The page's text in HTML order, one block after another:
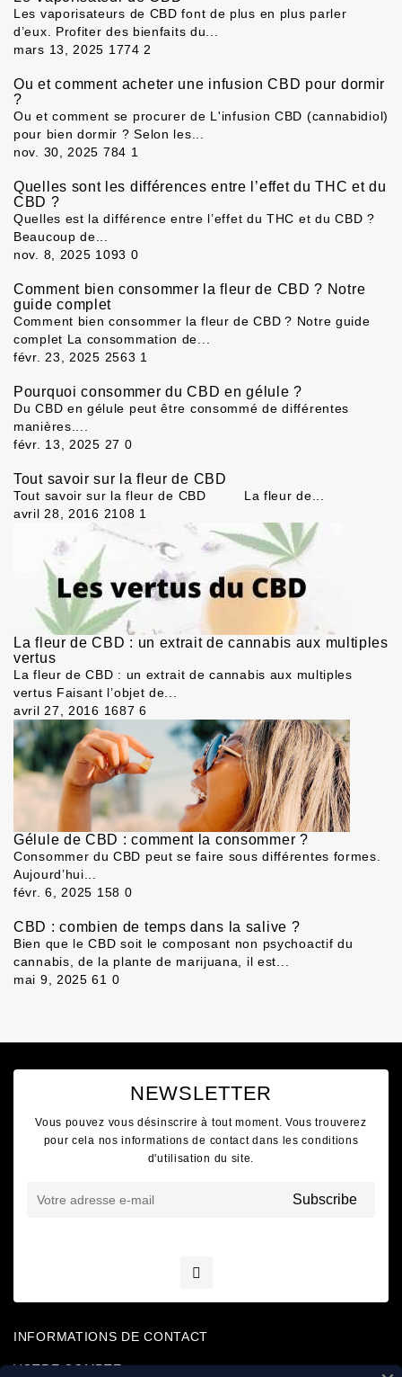
Les vaporisateurs de CBD font de plus en plus parler
d’eux. Profiter des bienfaits du...
mars 13, 2025 1774 2
Ou et comment acheter une infusion CBD pour dormir
?
Ou et comment se procurer de L'infusion CBD (cannabidiol)
pour bien dormir ? Selon les...
nov. 30, 2025 784 1
Quelles sont les différences entre l’effet du THC et du
CBD ?
Quelles est la différence entre l’effet du THC et du CBD ?
Beaucoup de...
nov. 8, 2025 1093 0
Comment bien consommer la fleur de CBD ? Notre
guide complet
Comment bien consommer la fleur de CBD ? Notre guide
complet La consommation de...
févr. 23, 2025 2563 1
Pourquoi consommer du CBD en gélule ?
Du CBD en gélule peut être consommé de différentes
manières....
févr. 13, 2025 27 0
Tout savoir sur la fleur de CBD
Tout savoir sur la fleur de CBD La fleur de...
avril 28, 2016 2108 1
La fleur de CBD : un extrait de cannabis aux multiples
vertus
La fleur de CBD : un extrait de cannabis aux multiples
vertus Faisant l’objet de...
avril 27, 2016 1687 6
Gélule de CBD : comment la consommer ?
Consommer du CBD peut se faire sous différentes formes.
Aujourd’hui...
févr. 6, 2025 158 0
CBD : combien de temps dans la salive ?
Bien que le CBD soit le composant non psychoactif du
cannabis, de la plante de marijuana, il est...
mai 9, 2025 61 0
NEWSLETTER
Vous pouvez vous désinscrire à tout moment. Vous trouverez
pour cela nos informations de contact dans les conditions
d'utilisation du site.
INFORMATIONS DE CONTACT
VOTRE COMPTE